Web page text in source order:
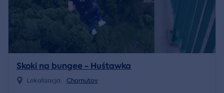
Skoki na bungee - Huśtawka
Lokalizacja: Chomutov